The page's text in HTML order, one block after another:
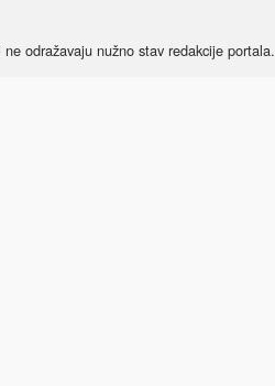
odražavaju nužno stav redakcije portala.